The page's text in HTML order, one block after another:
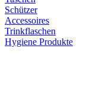
Schützer
Accessoires
Trinkflaschen
Hygiene Produkte